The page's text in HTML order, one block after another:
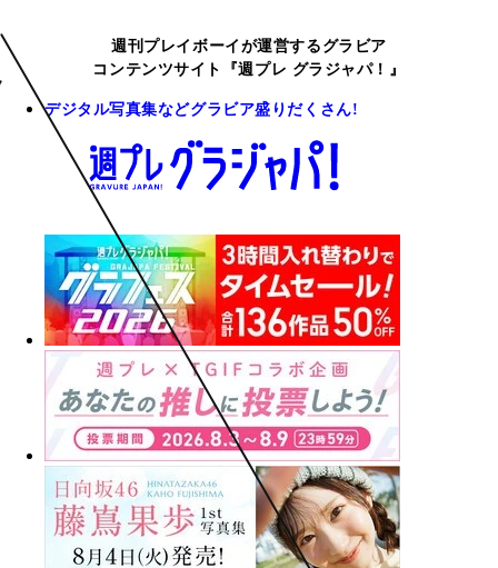
週刊プレイボーイが運営するグラビア
コンテンツサイト『週プレ グラジャパ！』
デジタル写真集などグラビア盛りだくさん!